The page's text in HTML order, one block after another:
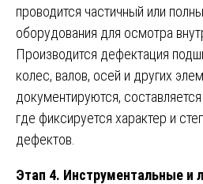
проводится частичный или
оборудования для осмотра
Производится дефектация
колес, валов, осей и других
документируются,
где фиксируется характер и
дефектов.
Этап 4. Инструментальные и